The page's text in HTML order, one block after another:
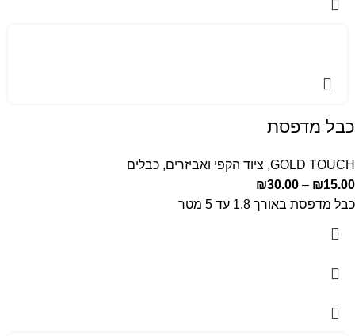
כבל מדפסת
GOLD TOUCH
, ציוד הקפי ואביזרים, כבלים
₪15.00
–
₪30.00
כבל מדפסת באורך 1.8 עד 5 מטר